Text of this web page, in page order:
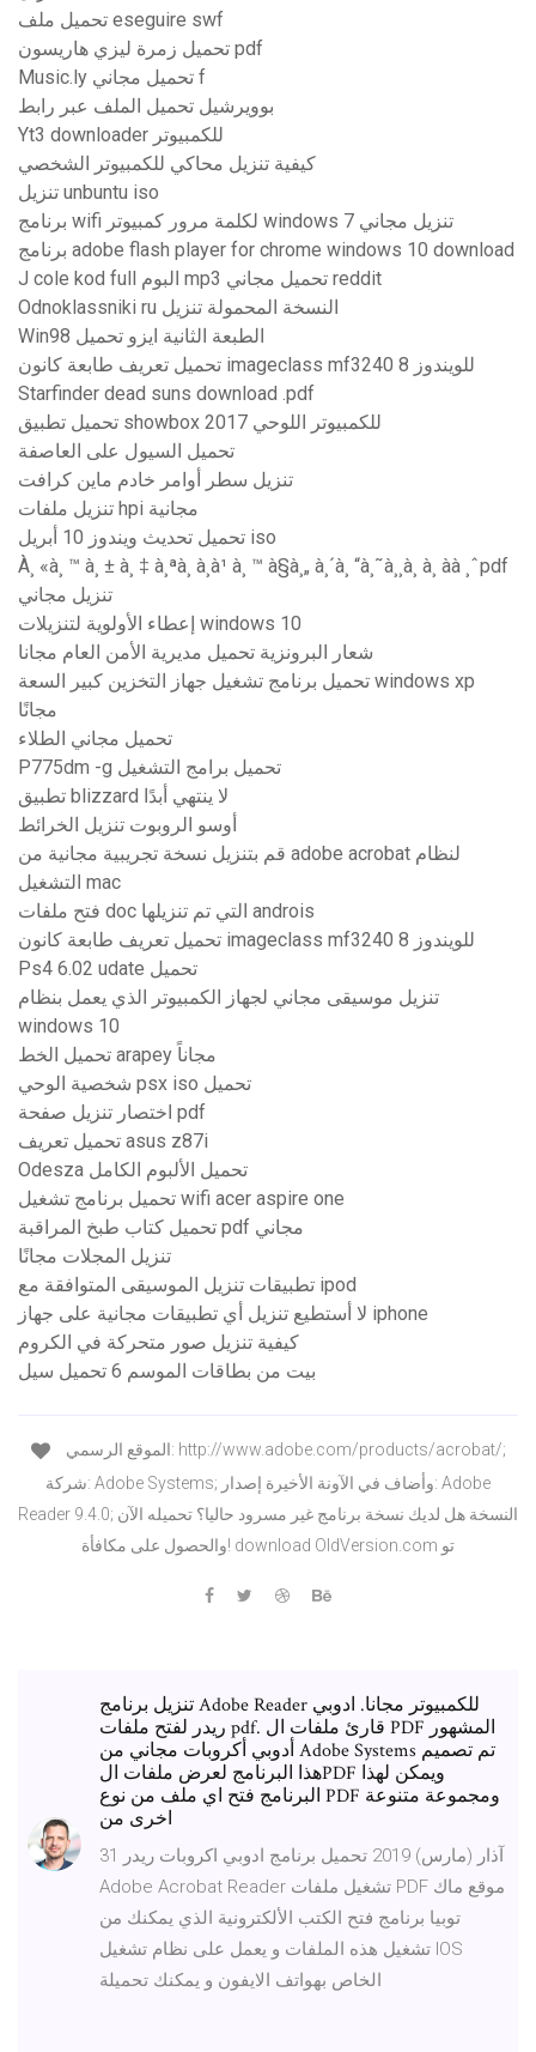
تحميل ملف eseguire swf
تحميل زمرة ليزي هاريسون pdf
Music.ly تحميل مجاني f
بوويرشيل تحميل الملف عبر رابط
Yt3 downloader للكمبيوتر
كيفية تنزيل محاكي للكمبيوتر الشخصي
تنزيل unbuntu iso
برنامج wifi لكلمة مرور كمبيوتر windows 7 تنزيل مجاني
برنامج adobe flash player for chrome windows 10 download
J cole kod full البوم mp3 تحميل مجاني reddit
Odnoklassniki ru النسخة المحمولة تنزيل
Win98 الطبعة الثانية ايزو تحميل
تحميل تعريف طابعة كانون imageclass mf3240 للويندوز 8
Starfinder dead suns download .pdf
تحميل تطبيق showbox للكمبيوتر اللوحي 2017
تحميل السيول على العاصفة
تنزيل سطر أوامر خادم ماين كرافت
تنزيل ملفات hpi مجانية
تحميل تحديث ويندوز 10 أبريل iso
À¸ «à¸ ™ à¸ ± à¸ ‡ à¸ªà¸ à¸à¹ à¸ ™ à§à¸„ à¸´à¸ “à¸˜à¸¸à¸ à¸ àà ¸ˆpdf
تنزيل مجاني
إعطاء الأولوية لتنزيلات windows 10
شعار البرونزية تحميل مديرية الأمن العام مجانا
تحميل برنامج تشغيل جهاز التخزين كبير السعة windows xp
مجانًا
تحميل مجاني الطلاء
P775dm -g تحميل برامج التشغيل
تطبيق blizzard لا ينتهي أبدًا
أوسو الروبوت تنزيل الخرائط
قم بتنزيل نسخة تجريبية مجانية من adobe acrobat لنظام
التشغيل mac
فتح ملفات doc التي تم تنزيلها androis
تحميل تعريف طابعة كانون imageclass mf3240 للويندوز 8
Ps4 6.02 udate تحميل
تنزيل موسيقى مجاني لجهاز الكمبيوتر الذي يعمل بنظام
windows 10
تحميل الخط arapey مجاناً
شخصية الوحي psx iso تحميل
اختصار تنزيل صفحة pdf
تحميل تعريف asus z87i
Odesza تحميل الألبوم الكامل
تحميل برنامج تشغيل wifi acer aspire one
تحميل كتاب طبخ المراقبة pdf مجاني
تنزيل المجلات مجانًا
تطبيقات تنزيل الموسيقى المتوافقة مع ipod
لا أستطيع تنزيل أي تطبيقات مجانية على جهاز iphone
كيفية تنزيل صور متحركة في الكروم
بيت من بطاقات الموسم 6 تحميل سيل
شركة: Adobe Systems; وأضاف في الآونة الأخيرة إصدار: Adobe
Reader 9.4.0; النسخة هل لديك نسخة برنامج غير مسرود حاليا؟ تحميله الآن
والحصول على مكافأة! download OldVersion.com تو
تنزيل برنامج Adobe Reader للكمبيوتر مجانا. ادوبي
ريدر لفتح ملفات pdf. قارئ ملفات ال PDF المشهور
أدوبي أكروبات مجاني من Adobe Systems تم تصميم
هذا البرنامج لعرض ملفات الPDF ويمكن لهذا
البرنامج فتح اي ملف من نوع PDF ومجموعة متنوعة
اخرى من
31 آذار (مارس) 2019 تحميل برنامج ادوبي اكروبات ريدر
Adobe Acrobat Reader تشغيل ملفات PDF موقع ماك
توبيا برنامج فتح الكتب الألكترونية الذي يمكنك من
تشغيل هذه الملفات و يعمل على نظام تشغيل IOS
الخاص بهواتف الايفون و يمكنك تحميلة